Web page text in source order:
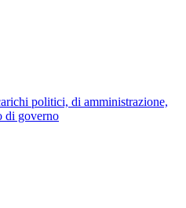
politici, di amministrazione,
di governo